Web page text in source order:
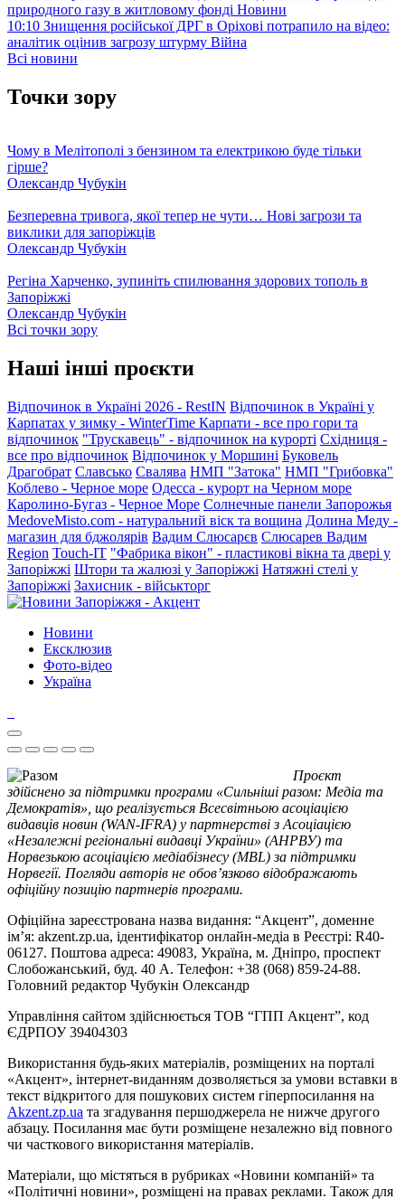
природного газу в житловому фонді Новини
10:10 Знищення російської ДРГ в Оріхові потрапило на відео:
аналітик оцінив загрозу штурму Війна
Всі новини
Точки зору
Чому в Мелітополі з бензином та електрикою буде тільки
гірше?
Олександр Чубукін
Безперевна тривога, якої тепер не чути… Нові загрози та
виклики для запоріжців
Олександр Чубукін
Регіна Харченко, зупиніть спилювання здорових тополь в
Запоріжжі
Олександр Чубукін
Всі точки зору
Наші інші проєкти
Відпочинок в Україні 2026 - RestIN Відпочинок в Україні у
Карпатах у зимку - WinterTime Карпати - все про гори та
відпочинок "Трускавець" - відпочинок на курорті Східниця -
все про відпочинок Відпочинок у Моршині Буковель
Драгобрат Славсько Свалява НМП "Затока" НМП "Грибовка"
Коблево - Черное море Одесса - курорт на Черном море
Каролино-Бугаз - Черное Море Солнечные панели Запорожья
MedoveMisto.com - натуральний віск та вощина Долина Меду -
магазин для бджолярів Вадим Слюсарєв Слюсарев Вадим
Region Touch-IT "Фабрика вікон" - пластикові вікна та двері у
Запоріжжі Штори та жалюзі у Запоріжжі Натяжні стелі у
Запоріжжі Захисник - військторг
Новини
Ексклюзив
Фото-відео
Україна
Проєкт
здійснено за підтримки програми «Сильніші разом: Медіа та
Демократія», що реалізується Всесвітньою асоціацією
видавців новин (WAN-IFRA) у партнерстві з Асоціацією
«Незалежні регіональні видавці України» (АНРВУ) та
Норвезькою асоціацією медіабізнесу (MBL) за підтримки
Норвегії. Погляди авторів не обов’язково відображають
офіційну позицію партнерів програми.
Офіційна зареєстрована назва видання: “Акцент”, доменне
ім’я: akzent.zp.ua, ідентифікатор онлайн-медіа в Реєстрі: R40-
06127. Поштова адреса: 49083, Україна, м. Дніпро, проспект
Слобожанський, буд. 40 А. Телефон: +38 (068) 859-24-88.
Головний редактор Чубукін Олександр
Управління сайтом здійснюється ТОВ “ГПП Акцент”, код
ЄДРПОУ 39404303
Використання будь-яких матеріалів, розміщених на порталі
«Акцент», інтернет-виданням дозволяється за умови вставки в
текст відкритого для пошукових систем гіперпосилання на
Akzent.zp.ua та згадування першоджерела не нижче другого
абзацу. Посилання має бути розміщене незалежно від повного
чи часткового використання матеріалів.
Матеріали, що містяться в рубриках «Новини компаній» та
«Політичні новини», розміщені на правах реклами. Також для